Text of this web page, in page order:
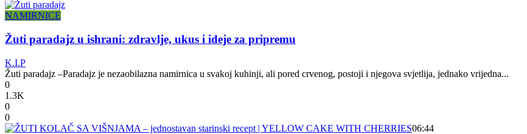
NAMIRNICE
Žuti paradajz u ishrani: zdravlje, ukus i ideje za pripremu
K.I.P
Žuti paradajz –Paradajz je nezaobilazna namirnica u svakoj kuhinji, ali pored crvenog, postoji i njegova svjetlija, jednako vrijedna...
0
1.3K
0
0
06:44